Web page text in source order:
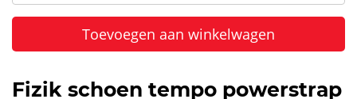
Toevoegen aan winkelwagen
Fizik schoen tempo powerstrap